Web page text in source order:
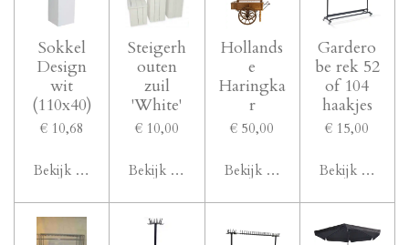
Sokkel
Design
wit
(110x40)
€ 10,68
Bekijk details
Steigerh
outen
zuil
'White'
€ 10,00
Bekijk details
Hollands
e
Haringka
r
€ 50,00
Bekijk details
Gardero
be rek 52
of 104
haakjes
€ 15,00
Bekijk details